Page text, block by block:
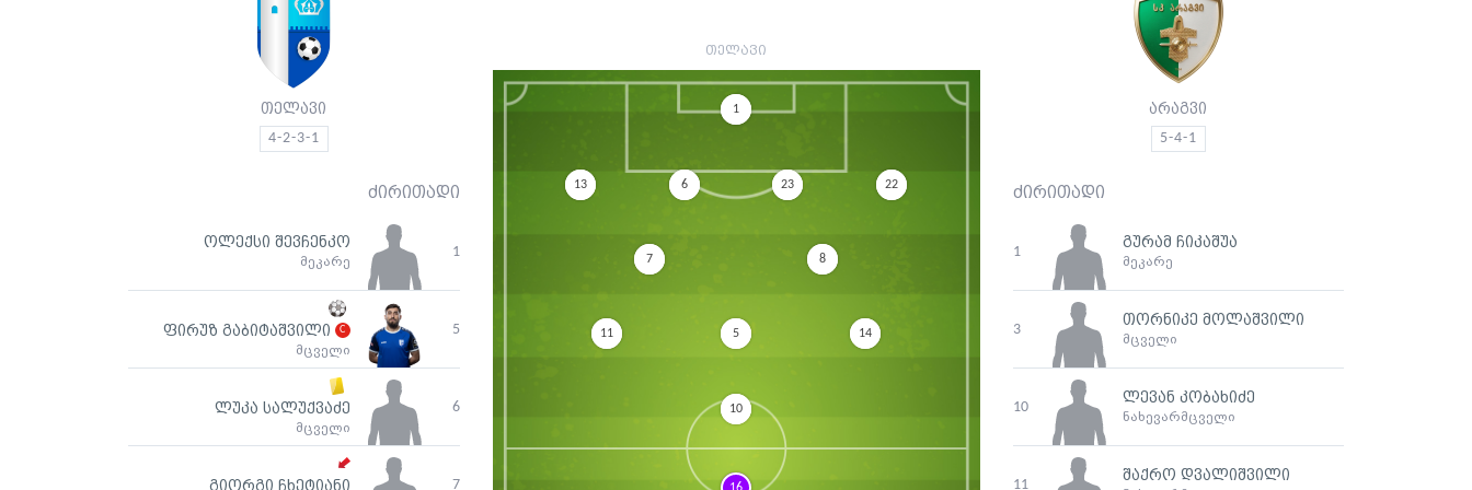
თელავი
4-2-3-1
ძირითადი
1
ოლექსი შევჩენკო
მეკარე
5
ფირუზ გაბიტაშვილი
მცველი
6
ლუკა სალუქვაძე
მცველი
7
არაგვი
5-4-1
ძირითადი
1
გურამ ჩიკაშუა
მეკარე
3
თორნიკე მოლაშვილი
მცველი
10
ლევან კობახიძე
ნახევარმცველი
11
შაქრო დვალიშვილი
თელავი
1
13 6 23 22
7 8
11 5 14
10